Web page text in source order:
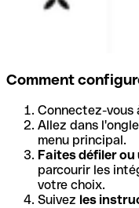
Comment
Connectez-vous
Allez dans
menu principal.
Faites défiler ou
parcourir les
votre choix.
Suivez les